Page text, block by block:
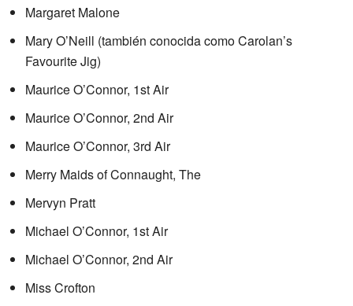
Margaret Malone
Mary O’Neill (también conocida como Carolan’s
Favourite Jig)
Maurice O’Connor, 1st Air
Maurice O’Connor, 2nd Air
Maurice O’Connor, 3rd Air
Merry Maids of Connaught, The
Mervyn Pratt
Michael O’Connor, 1st Air
Michael O’Connor, 2nd Air
Miss Crofton